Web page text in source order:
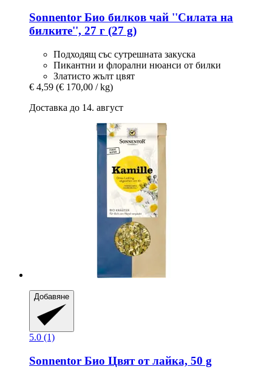
Sonnentor Био билков чай ''Силата на
билките'', 27 г (27 g)
Подходящ със сутрешната закуска
Пикантни и флорални нюанси от билки
Златисто жълт цвят
€ 4,59 (€ 170,00 / kg)
Доставка до 14. август
Добавяне
5.0 (1)
Sonnentor Био Цвят от лайка, 50 g